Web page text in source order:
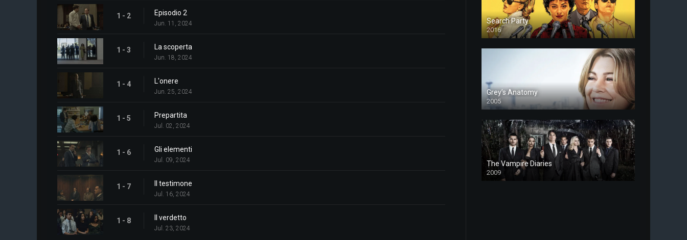
1 - 2 Episodio 2
Jun. 11, 2024
1 - 3 La scoperta
Jun. 18, 2024
1 - 4 L'onere
Jun. 25, 2024
1 - 5 Prepartita
Jul. 02, 2024
1 - 6 Gli elementi
Jul. 09, 2024
1 - 7 Il testimone
Jul. 16, 2024
1 - 8 Il verdetto
Jul. 23, 2024
Search Party
2016
Grey’s Anatomy
2005
The Vampire Diaries
2009